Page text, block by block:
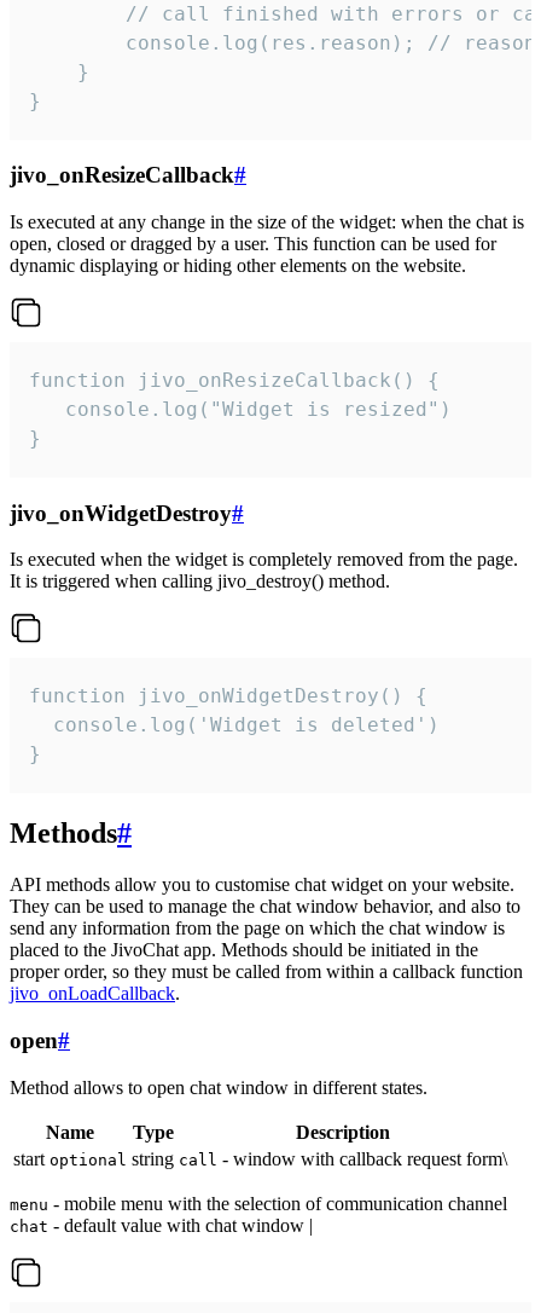
// call finished with errors or
console.log(res.reason); //
    }
}
jivo_onResizeCallback#
Is executed at any change in the size of the widget: when the chat is
open, closed or dragged by a user. This function can be used for
dynamic displaying or hiding other elements on the website.
function jivo_onResizeCallback() {
   console.log("Widget is resized")
}
jivo_onWidgetDestroy#
Is executed when the widget is completely removed from the page.
It is triggered when calling jivo_destroy() method.
function jivo_onWidgetDestroy() {
  console.log('Widget is deleted')
}
Methods#
API methods allow you to customise chat widget on your website.
They can be used to manage the chat window behavior, and also to
send any information from the page on which the chat window is
placed to the JivoChat app. Methods should be initiated in the
proper order, so they must be called from within a callback function
jivo_onLoadCallback.
open#
Method allows to open chat window in different states.
Name Type
Description
start optional string call - window with callback request form\
menu - mobile menu with the selection of communication channel
chat - default value with chat window |